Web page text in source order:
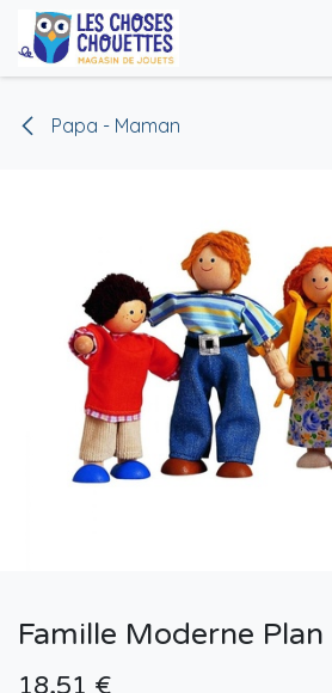
Se rendre au contenu
Papa - Maman
Famille Moderne Plan
18,51 €